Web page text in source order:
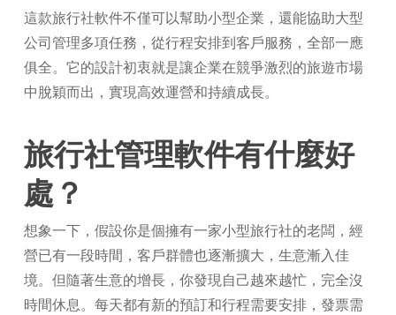
這款旅行社軟件不僅可以幫助小型企業，還能協助大型
公司管理多項任務，從行程安排到客戶服務，全部一應
俱全。它的設計初衷就是讓企業在競爭激烈的旅遊市場
中脫穎而出，實現高效運營和持續成長。
旅行社管理軟件有什麼好
處？
想象一下，假設你是個擁有一家小型旅行社的老闆，經
營已有一段時間，客戶群體也逐漸擴大，生意漸入佳
境。但隨著生意的增長，你發現自己越來越忙，完全沒
時間休息。每天都有新的預訂和行程需要安排，發票需